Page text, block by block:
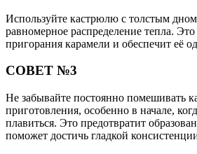
Используйте кастрюлю с толстым
равномерное распределение тепла.
пригорания карамели и обеспечит её
СОВЕТ №3
Не забывайте постоянно помешивать
приготовления, особенно в начале,
плавиться. Это предотвратит
поможет достичь гладкой